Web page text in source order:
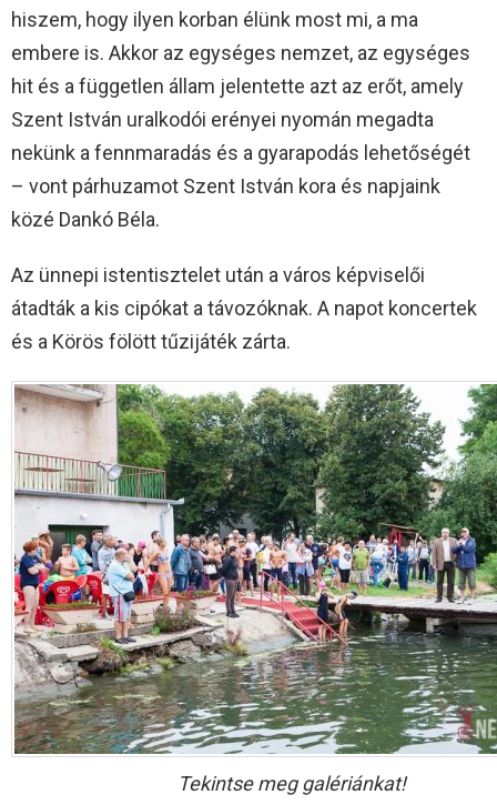
hiszem, hogy ilyen korban élünk most mi, a ma
embere is. Akkor az egységes nemzet, az egységes
hit és a független állam jelentette azt az erőt, amely
Szent István uralkodói erényei nyomán megadta
nekünk a fennmaradás és a gyarapodás lehetőségét
– vont párhuzamot Szent István kora és napjaink
közé Dankó Béla.
Az ünnepi istentisztelet után a város képviselői
átadták a kis cipókat a távozóknak. A napot koncertek
és a Körös fölött tűzijáték zárta.
Tekintse meg galériánkat!